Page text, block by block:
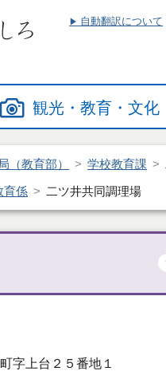
自動翻訳について
観光・教育・文化
（教育部） 学校教育課
育係 二ツ井共同調理場
字上台２５番地１